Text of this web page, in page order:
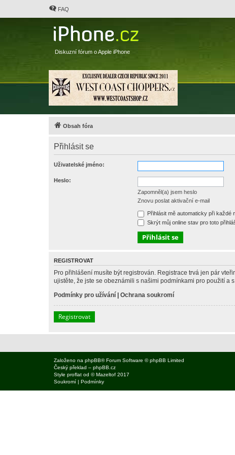
FAQ
Diskuzní fórum o Apple iPhone
Obsah fóra
Přihlásit se
Uživatelské jméno:
Heslo:
Zapomněl(a) jsem heslo
Znovu poslat aktivační e-mail
Přihlásit mě automaticky při každé
Skrýt můj online stav pro toto
REGISTROVAT
Pro přihlášení musíte být registrován. Registrace trvá jen pár
ujistěte, že jste se obeznámili s našimi podmínkami pro použití a
Podmínky pro užívání | Ochrana soukromí
Registrovat
Založeno na phpBB® Forum Software © phpBB Limited
Český překlad – phpBB.cz
Style proflat od ©Mazeltof 2017
Soukromí | Podmínky